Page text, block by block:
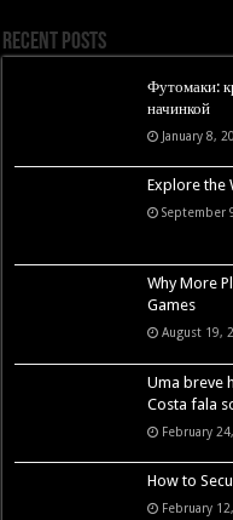
Recent Posts
Футомаки:
начинкой
January 8,
Explore the
September
Why More
Games
August 19,
Uma breve
Costa fala
February
How to
February